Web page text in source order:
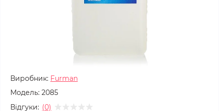
Виробник: Furman
Модель: 2085
Відгуки: (0)